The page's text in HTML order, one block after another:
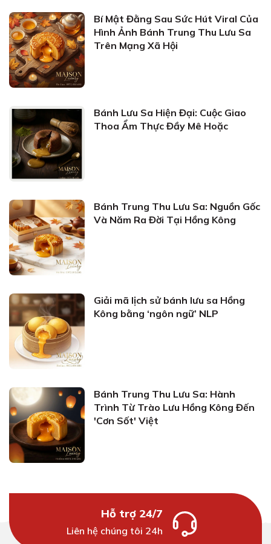
Bí Mật Đằng Sau Sức Hút Viral Của
Hình Ảnh Bánh Trung Thu Lưu Sa
Trên Mạng Xã Hội
Bánh Lưu Sa Hiện Đại: Cuộc Giao
Thoa Ẩm Thực Đầy Mê Hoặc
Bánh Trung Thu Lưu Sa: Nguồn Gốc
Và Năm Ra Đời Tại Hồng Kông
Giải mã lịch sử bánh lưu sa Hồng
Kông bằng ‘ngôn ngữ’ NLP
Bánh Trung Thu Lưu Sa: Hành
Trình Từ Trào Lưu Hồng Kông Đến
'Cơn Sốt' Việt
Hỗ trợ 24/7
Liên hệ chúng tôi 24h